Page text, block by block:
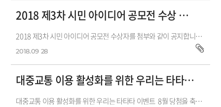
2018.09 28
2018 제3차 시민 아이디어 공모전 수상 결과
2018 제3차 시민 아이디어 공모전 수상자를 첨부와 같이 공지합니다.수상을 하신 분들께 축하를 드리고, 수상내역은 개별 통보할 예정입니다.&nbs...
대중교통 이용 활성화를 위한 우리는 타타타 이벤트 8월 당첨자 ...
대중교통 이용 활성화를 위한 우리는 타타타 이벤트 8월 당첨을 축하드립니다.선불카드 당첨자는 5만 T마일리지를 적립완료 하였...